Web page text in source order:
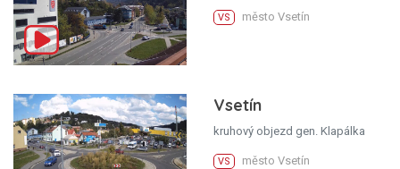
VS město Vsetín
Vsetín
kruhový objezd gen. Klapálka
VS město Vsetín